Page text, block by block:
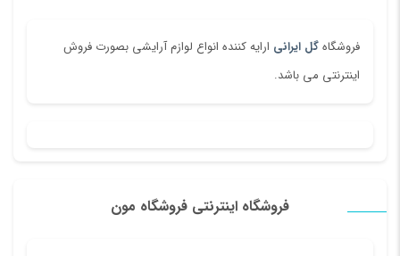
فروشگاهگل ایرانی ارایه کننده انواع لوازم آرایشی بصورت فروش
اینترنتی می باشد.
فروشگاه اینترنتی فروشگاه مون